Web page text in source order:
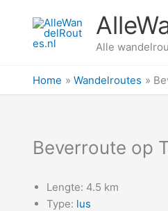
Alle
Home Wandelroutes
Beverroute op
Lengte: 4.5 km
Type: lus